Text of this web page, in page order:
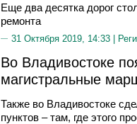
Еще два десятка дорог
ремонта
31 Октября 2019, 14:33 |
Во Владивостоке
магистральные
Также во Владивостоке
пунктов – там, где этого